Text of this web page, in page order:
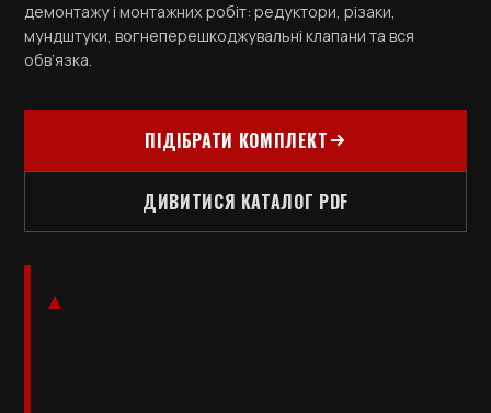
демонтажу і монтажних робіт: редуктори, різаки,
мундштуки, вогнеперешкоджувальні клапани та вся
обв’язка.
ПІДІБРАТИ КОМПЛЕКТ
ДИВИТИСЯ КАТАЛОГ PDF